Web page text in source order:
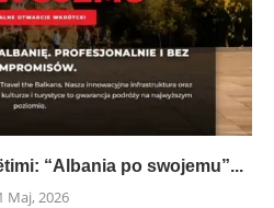
“Albania po swojemu”...
Maj, 2026